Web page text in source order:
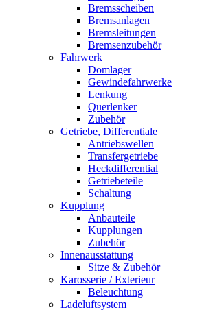
Bremsscheiben
Bremsanlagen
Bremsleitungen
Bremsenzubehör
Fahrwerk
Domlager
Gewindefahrwerke
Lenkung
Querlenker
Zubehör
Getriebe, Differentiale
Antriebswellen
Transfergetriebe
Heckdifferential
Getriebeteile
Schaltung
Kupplung
Anbauteile
Kupplungen
Zubehör
Innenausstattung
Sitze & Zubehör
Karosserie / Exterieur
Beleuchtung
Ladeluftsystem